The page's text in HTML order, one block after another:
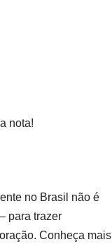
nota!
no Brasil não é
para trazer
Conheça mais